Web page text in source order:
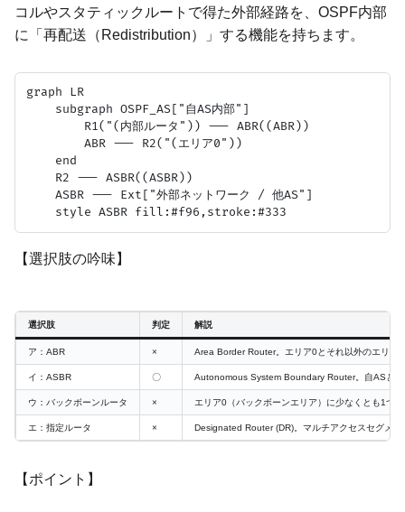
コルやスタティックルートで得た外部経路を、OSPF内部
に「再配送（Redistribution）」する機能を持ちます。
graph LR
    subgraph OSPF_AS["自AS内部"]
        R1("(内部ルータ")) --- ABR((ABR))
        ABR --- R2("(エリア0"))
    end
    R2 --- ASBR((ASBR))
    ASBR --- Ext["外部ネットワーク / 他AS"]
【選択肢の吟味】
選択肢 判定 解説
ア：ABR × Area Border Router。エリア0とそれ以外のエリア
イ：ASBR 〇 Autonomous System Boundary Router。自ASと
ウ：バックボーンルータ × エリア0（バックボーンエリア）に少なくとも1つ
エ：指定ルータ × Designated Router (DR)。マルチアクセスセグメ
【ポイント】